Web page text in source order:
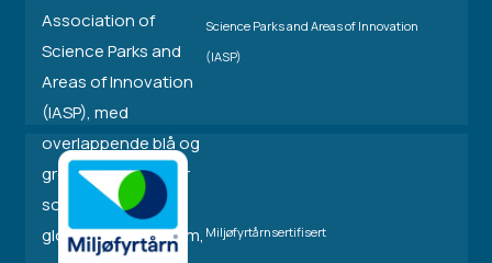
Science Parks and Areas of Innovation
(IASP)
Miljøfyrtårnsertifisert